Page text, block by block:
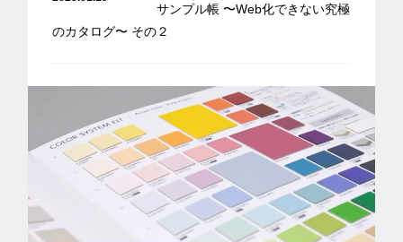
サンプル帳 〜Web化できない究極
のカタログ〜 その２